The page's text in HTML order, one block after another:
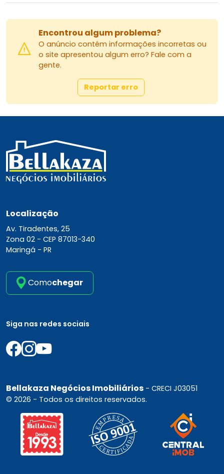
Encontrou algum problema?
O anúncio contém informações incorretas ou
o site apresentou algum erro? Fale com a
gente.
Reportar erro
Localização
Av. Tiradentes, 25
Zona 02 - CEP 87013-340
Maringá - PR
Comochegar
Siga nas redes sociais
Bellakaza Negócios Imobiliários - CRECI J03051
© 2026 - Todos os direitos reservados.